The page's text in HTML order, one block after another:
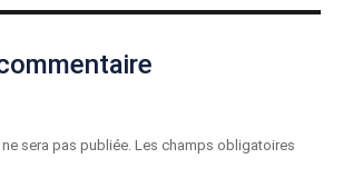
sera pas publiée. Les champs obligatoires